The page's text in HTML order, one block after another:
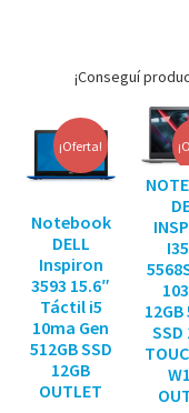
¡Conseguí
¡Oferta!
Notebook
DELL
Inspiron
3593 15.6″
Táctil i5
10ma Gen
512GB SSD
12GB
OUTLET
12GB
SSD